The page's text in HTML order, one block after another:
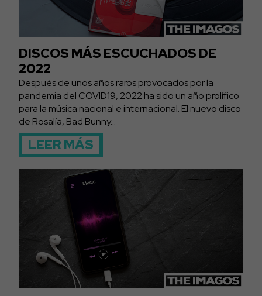
DISCOS MÁS ESCUCHADOS DE
2022
Después de unos años raros provocados por la
pandemia del COVID19, 2022 ha sido un año prolífico
para la música nacional e internacional. El nuevo disco
de Rosalía, Bad Bunny...
LEER MÁS